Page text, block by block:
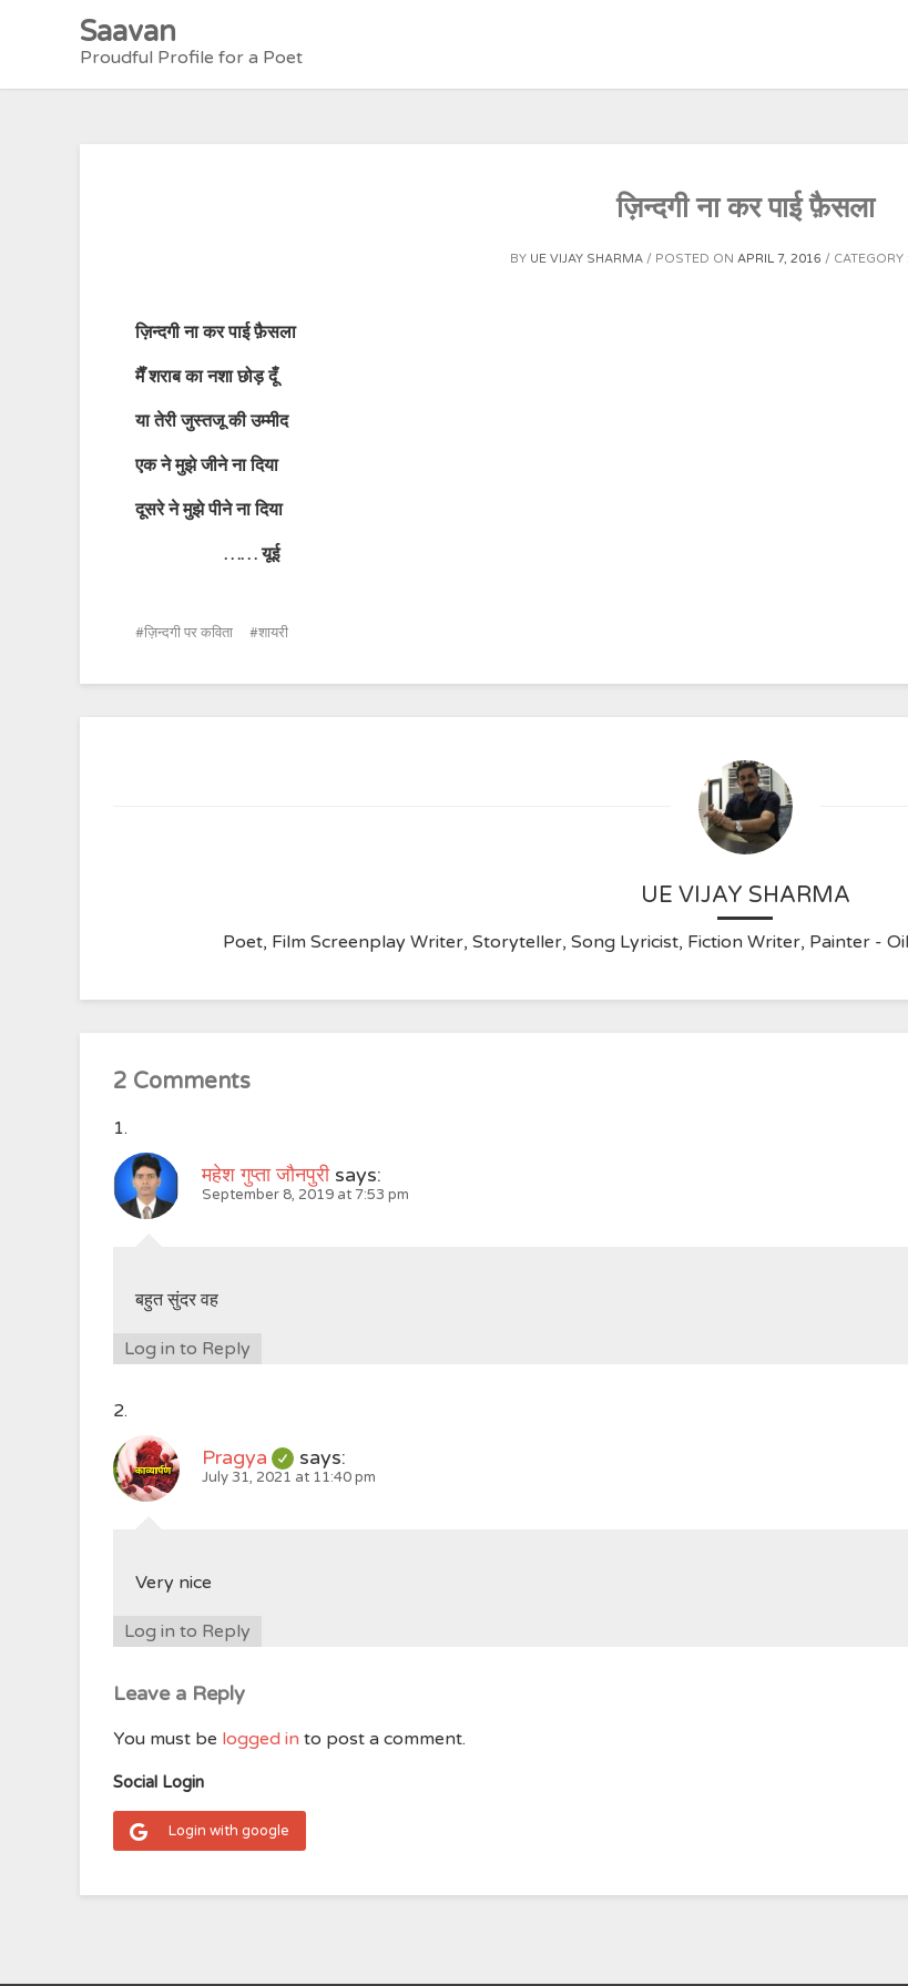
Saavan
Proudful Profile for a Poet
ज़िन्दगी ना कर पाई फ़ैसला
BY UE VIJAY SHARMA POSTED ON APRIL 7, 2016 CATEGORY :
ज़िन्दगी ना कर पाई फ़ैसला
मैँ शराब का नशा छोड़ दूँ
या तेरी जुस्तजू की उम्मीद
एक ने मुझे जीने ना दिया
दूसरे ने मुझे पीने ना दिया
…… यूई
ज़िन्दगी पर कविता शायरी
UE VIJAY SHARMA
Poet, Film Screenplay Writer, Storyteller, Song Lyricist, Fiction Writer, Painter -
2 Comments
महेश गुप्ता जौनपुरी says:
September 8, 2019 at 7:53 pm
बहुत सुंदर वह
Log in to Reply
Pragya says:
July 31, 2021 at 11:40 pm
Very nice
Log in to Reply
Leave a Reply
You must be logged in to post a comment.
Social Login
Login with google